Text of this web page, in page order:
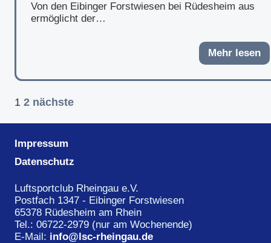
Von den Eibinger Forstwiesen bei Rüdesheim aus
ermöglicht der…
Mehr lesen
1 2 nächste
Impressum
Datenschutz
Luftsportclub Rheingau e.V.
Postfach 1347 - Eibinger Forstwiesen
65378 Rüdesheim am Rhein
Tel.: 06722-2979 (nur am Wochenende)
E-Mail: info@lsc-rheingau.de